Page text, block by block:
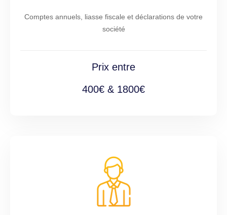
Comptes annuels, liasse fiscale et déclarations de votre
société
Prix entre
400€ & 1800€